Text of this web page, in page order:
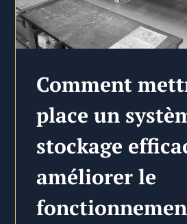
Comment
place un
stockage
améliorer le